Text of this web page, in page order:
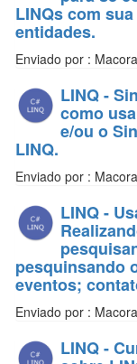
LINQs com
entidades.
Enviado por :
LINQ -
como
e/ou o
LINQ.
Enviado por :
LINQ -
pesquinsando
eventos;
Enviado por :
LINQ -